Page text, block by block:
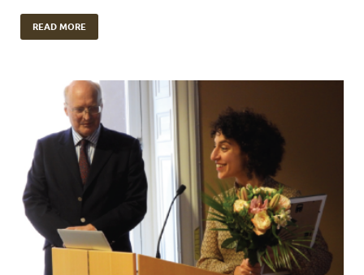
READ MORE